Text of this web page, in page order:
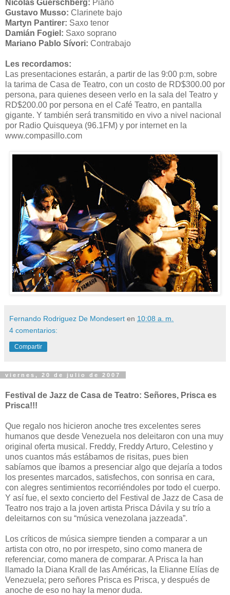
Nicolás Guerschberg: Piano
Gustavo Musso: Clarinete bajo
Martyn Pantirer: Saxo tenor
Damián Fogiel: Saxo soprano
Mariano Pablo Sívori: Contrabajo
Les recordamos:
Las presentaciones estarán, a partir de las 9:00 p:m, sobre
la tarima de Casa de Teatro, con un costo de RD$300.00 por
persona, para quienes deseen verlo en la sala del Teatro y
RD$200.00 por persona en el Café Teatro, en pantalla
gigante. Y también será transmitido en vivo a nivel nacional
por Radio Quisqueya (96.1FM) y por internet en la
www.compasillo.com
Fernando Rodriguez De Mondesert en 10:08 a. m.
4 comentarios:
Compartir
viernes, 20 de julio de 2007
Festival de Jazz de Casa de Teatro: Señores, Prisca es
Prisca!!!
Que regalo nos hicieron anoche tres excelentes seres
humanos que desde Venezuela nos deleitaron con una muy
original oferta musical. Freddy, Freddy Arturo, Celestino y
unos cuantos más estábamos de risitas, pues bien
sabíamos que íbamos a presenciar algo que dejaría a todos
los presentes marcados, satisfechos, con sonrisa en cara,
con alegres sentimientos recorriéndoles por todo el cuerpo.
Y así fue, el sexto concierto del Festival de Jazz de Casa de
Teatro nos trajo a la joven artista Prisca Dávila y su trío a
deleitarnos con su “música venezolana jazzeada”.
Los críticos de música siempre tienden a comparar a un
artista con otro, no por irrespeto, sino como manera de
referenciar, como manera de comparar. A Prisca la han
llamado la Diana Krall de las Américas, la Elianne Elías de
Venezuela; pero señores Prisca es Prisca, y después de
anoche de eso no hay la menor duda.